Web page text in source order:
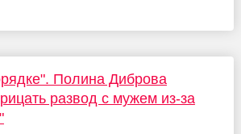
Полина Диброва
развод с мужем из-за